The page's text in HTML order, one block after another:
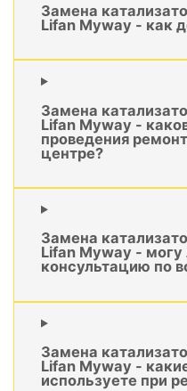
Замена
Lifan Myway - как
Замена
Lifan Myway -
проведения
центре?
Замена
Lifan Myway - могу
консультацию по
Замена
Lifan Myway -
используете при